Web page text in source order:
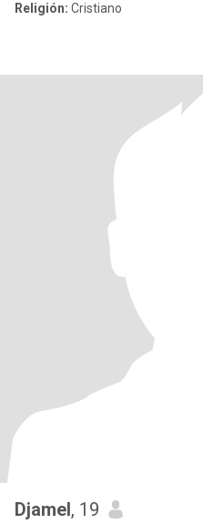
Religión: Cristiano
Djamel, 19